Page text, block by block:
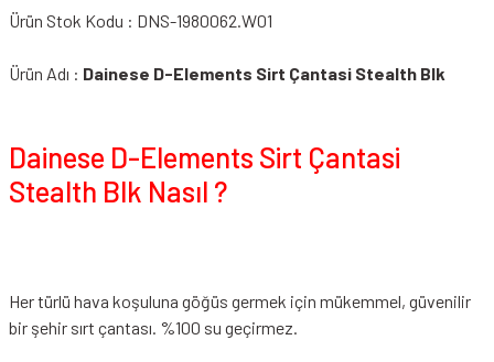
Ürün Stok Kodu : DNS-1980062.W01
Ürün Adı : Dainese D-Elements Sirt Çantasi Stealth Blk
Dainese D-Elements Sirt Çantasi
Stealth Blk Nasıl ?
Her türlü hava koşuluna göğüs germek için mükemmel, güvenilir
bir şehir sırt çantası. %100 su geçirmez.